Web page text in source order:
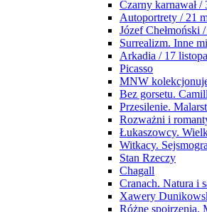
Czarny karnawał
Autoportrety / 21
Józef Chełmoński
Surrealizm. Inne
Arkadia / 17
Picasso
MNW
Bez gorsetu.
Przesilenie.
Rozważni i
Łukaszowcy.
Witkacy.
Stan Rzeczy
Chagall
Cranach. Natura i
Xawery
Różne spojrzenia.